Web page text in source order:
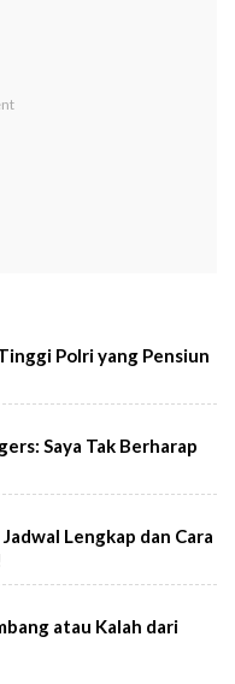
Polri yang Pensiun
Saya Tak Berharap
Lengkap dan Cara
atau Kalah dari